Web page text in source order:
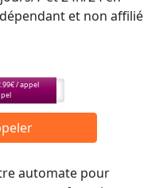
et non affilié
/ appel
automate pour